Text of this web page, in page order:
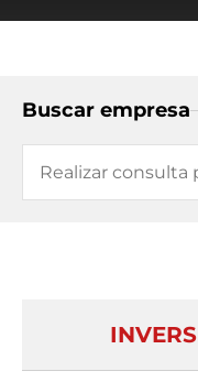
Buscar empresa